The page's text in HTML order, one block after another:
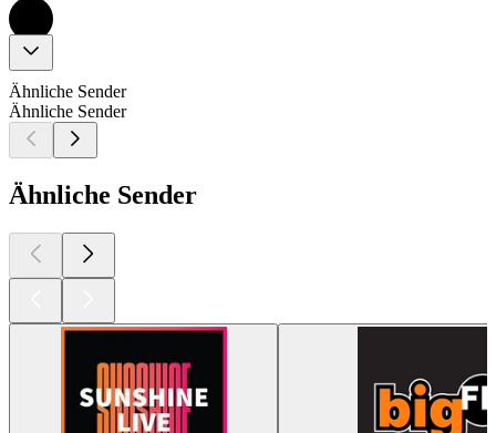
Ähnliche Sender
Ähnliche Sender
Ähnliche Sender